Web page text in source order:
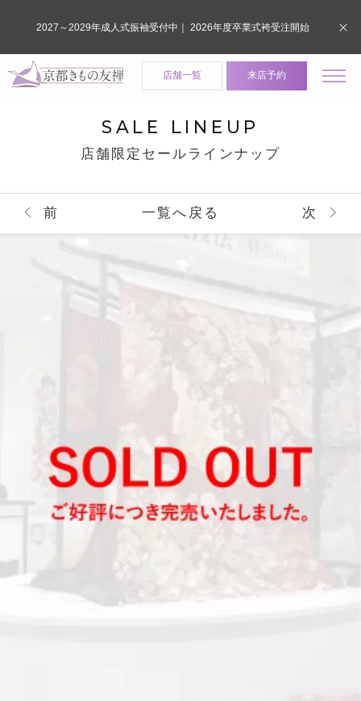
店舗一覧 来店予約
SALE LINEUP
店舗限定セールラインナップ
前 一覧へ戻る 次
2027～2029年成人式振袖受付中｜ 2026年度卒業式袴受注開始